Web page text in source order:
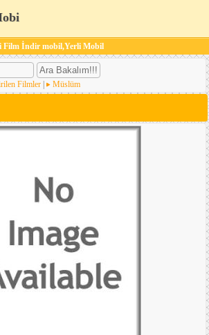
Film İndir mobil,Yerli Mobil
Filmler Müslüm